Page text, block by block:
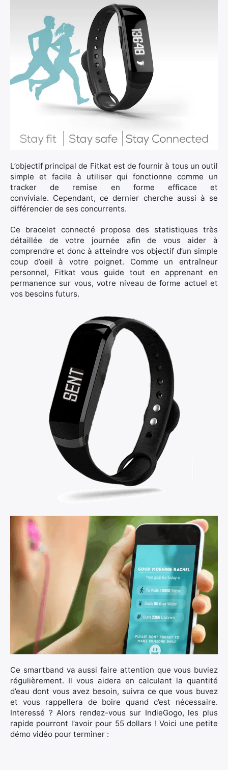
L’objectif principal de Fitkat est de fournir à tous un outil
simple et facile à utiliser qui fonctionne comme un
tracker de remise en forme efficace et
conviviale. Cependant, ce dernier cherche aussi à se
différencier de ses concurrents.
Ce bracelet connecté propose des statistiques très
détaillée de votre journée afin de vous aider à
comprendre et donc à atteindre vos objectif d’un simple
coup d’oeil à votre poignet. Comme un entraîneur
personnel, Fitkat vous guide tout en apprenant en
permanence sur vous, votre niveau de forme actuel et
vos besoins futurs.
Ce smartband va aussi faire attention que vous buviez
régulièrement. Il vous aidera en calculant la quantité
d’eau dont vous avez besoin, suivra ce que vous buvez
et vous rappellera de boire quand c’est nécessaire.
Interessé ? Alors rendez-vous sur IndieGogo, les plus
rapide pourront l’avoir pour 55 dollars ! Voici une petite
démo vidéo pour terminer :